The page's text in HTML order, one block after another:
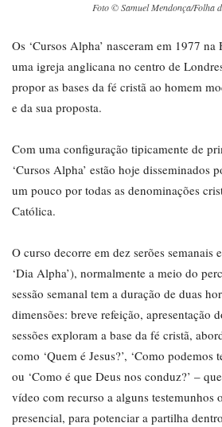
Foto © Samuel Mendonça/Folha
Os ‘Cursos Alpha’ nasceram em 1977
uma igreja anglicana no centro de
propor as bases da fé cristã ao homem
e da sua proposta.
Com uma configuração tipicamente de
‘Cursos Alpha’ estão hoje disseminados
um pouco por todas as denominações
Católica.
O curso decorre em dez serões semanais
‘Dia Alpha’), normalmente a meio do
sessão semanal tem a duração de duas
dimensões: breve refeição, apresentação
sessões exploram a base da fé cristã,
como ‘Quem é Jesus?’, ‘Como podemos
ou ‘Como é que Deus nos conduz?’ –
vídeo com recurso a alguns testemunhos
presencial, para potenciar a partilha